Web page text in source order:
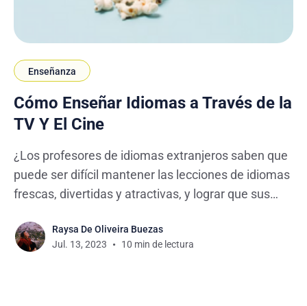
Enseñanza
Cómo Enseñar Idiomas a Través de la
TV Y El Cine
¿Los profesores de idiomas extranjeros saben que
puede ser difícil mantener las lecciones de idiomas
frescas, divertidas y atractivas, y lograr que sus
intento puede ser un gran desafío. Sin embargo,
con los recursos adecuados y utilizando los
Raysa De Oliveira Buezas
Jul. 13, 2023
10 min de lectura